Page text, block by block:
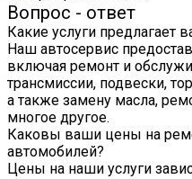
Вопрос - ответ
Какие услуги предлагает
Наш автосервис
включая ремонт и
трансмиссии, подвески,
а также замену масла,
многое другое.
Каковы ваши цены на
автомобилей?
Цены на наши услуги